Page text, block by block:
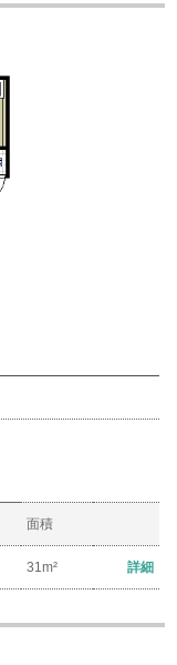
面積
31m² 詳細